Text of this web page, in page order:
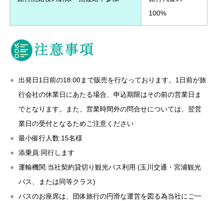
100%
出発日1日前の18:00まで販売を行なっております。1日前が旅
行会社の休業日にあたる場合、申込期限はその前の営業日ま
でとなります。また、営業時間外の問合せについては、翌営
業日の受付となるためご注意ください
最小催行人数:15名様
添乗員:同行します
運輸機関:当社契約貸切り観光バス利用 (玉川交通・宮浦観光
バス、または同等クラス)
バスのお座席は、団体旅行の円滑な運営を図る為当社にご一